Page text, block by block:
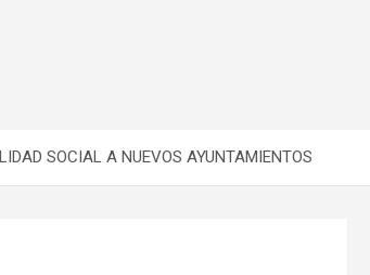
SOCIAL A NUEVOS AYUNTAMIENTOS